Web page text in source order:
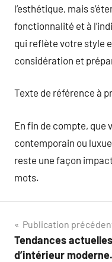
l’esthétique, mais
fonctionnalité et à
qui reflète votre style
considération et
Texte de référence à
En fin de compte, que
contemporain ou
reste une façon
mots.
Navigation
de
Publication
Tendances
d’intérieur moderne.